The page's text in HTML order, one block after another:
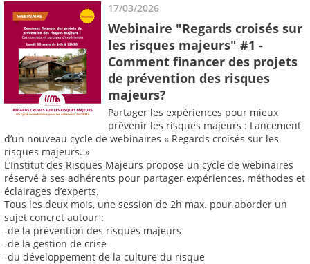
17/03/2026
Webinaire "Regards croisés sur
les risques majeurs" #1 -
Comment financer des projets
de prévention des risques
majeurs?
Partager les expériences pour mieux
prévenir les risques majeurs : Lancement
d’un nouveau cycle de webinaires « Regards croisés sur les
risques majeurs. »
L’Institut des Risques Majeurs propose un cycle de webinaires
réservé à ses adhérents pour partager expériences, méthodes et
éclairages d’experts.
Tous les deux mois, une session de 2h max. pour aborder un
sujet concret autour :
-de la prévention des risques majeurs
-de la gestion de crise
-du développement de la culture du risque